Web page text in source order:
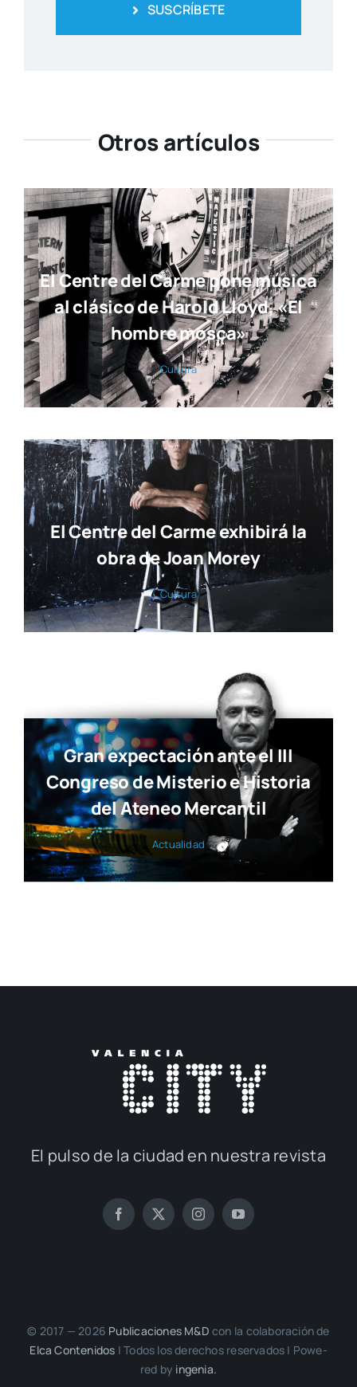
SUSCRÍBETE
Otros artículos
El Centre del Carme pone música
al clásico de Harold Lloyd, «El
hombre mosca»
Cul­tu­ra
El Centre del Carme exhibirá la
obra de Joan Morey
Cul­tu­ra
Gran expectación ante el III
Congreso de Misterio e Historia
del Ateneo Mercantil
Actua­li­dad
El pul­so de la ciu­dad en nues­tra revis­ta
© 2017 — 2026 Publi­ca­cio­nes M&D con la cola­bo­ra­ción de
Elca Con­te­ni­dos | Todos los dere­chos reser­va­dos | Powe­
red by inge­nia.